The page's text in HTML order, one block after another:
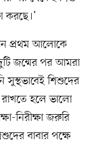
করছে।’
প্রথম আলোকে
জন্মের পর আমরা
সুস্থভাবেই শিশুদের
রাখতে হলে ভালো
নিরীক্ষা জরুরি
বাবার পক্ষে